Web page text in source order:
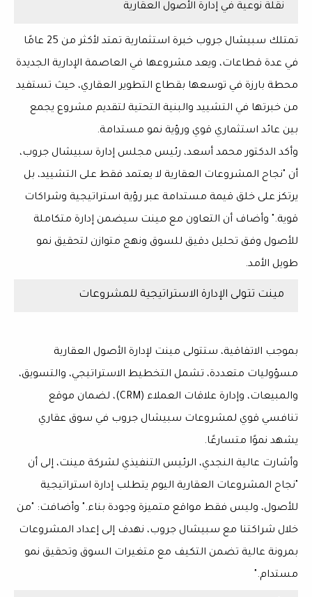
نقلة نوعية في إدارة الأصول العقارية
تمتلك سبيشال جروب خبرة استثمارية تمتد لأكثر من 25 عامًا
في عدة قطاعات، ويعد مشروعها في العاصمة الإدارية الجديدة
محطة بارزة في توسعها بقطاع التطوير العقاري، حيث تستفيد
من خبرتها في التشييد والبنية التحتية لتقديم مشروع يجمع
بين عائد استثماري قوي ورؤية نمو مستدامة.
وأكد الدكتور محمد أسعد، رئيس مجلس إدارة سبيشال جروب،
أن "نجاح المشروعات العقارية لا يعتمد فقط على التشييد، بل
يرتكز على خلق قيمة مستدامة عبر رؤية استراتيجية وشراكات
قوية." وأضاف أن التعاون مع مينت سيضمن إدارة متكاملة
للأصول وفق تحليل دقيق للسوق ونهج متوازن لتحقيق نمو
طويل الأمد.
مينت تتولى الإدارة الاستراتيجية للمشروعات
بموجب الاتفاقية، ستتولى مينت لإدارة الأصول العقارية
مسؤوليات متعددة، تشمل التخطيط الاستراتيجي، والتسويق،
والمبيعات، وإدارة علاقات العملاء (CRM)، لضمان موقع
تنافسي قوي لمشروعات سبيشال جروب في سوق عقاري
يشهد نموًا متسارعًا.
وأشارت عالية النجدي، الرئيس التنفيذي لشركة مينت، إلى أن
"نجاح المشروعات العقارية اليوم يتطلب إدارة استراتيجية
للأصول، وليس فقط مواقع متميزة وجودة بناء." وأضافت: "من
خلال شراكتنا مع سبيشال جروب، نهدف إلى إعداد المشروعات
بمرونة عالية تضمن التكيف مع متغيرات السوق وتحقيق نمو
مستدام."